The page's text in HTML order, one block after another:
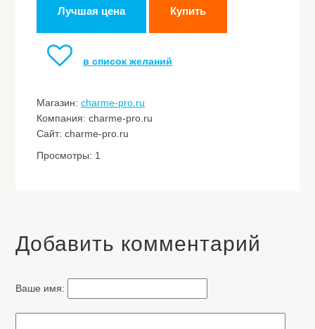
Лучшая цена Купить
в список желаний
Магазин:charme-pro.ru
Компания: charme-pro.ru
Сайт: charme-pro.ru
Просмотры: 1
Добавить комментарий
Ваше имя: